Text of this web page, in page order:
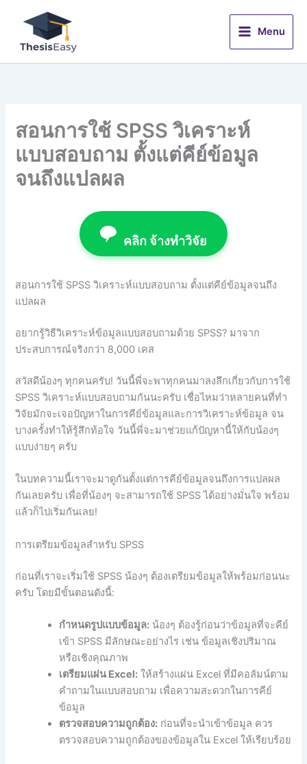
content
Menu
สอนการใช้ SPSS วิเคราะห์
แบบสอบถาม ตั้งแต่คีย์ข้อมูล
จนถึงแปลผล
คลิก จ้างทำวิจัย
สอนการใช้ SPSS วิเคราะห์แบบสอบถาม ตั้งแต่คีย์ข้อมูลจนถึง
แปลผล
อยากรู้วิธีวิเคราะห์ข้อมูลแบบสอบถามด้วย SPSS? มาจาก
ประสบการณ์จริงกว่า 8,000 เคส
สวัสดีน้องๆ ทุกคนครับ! วันนี้พี่จะพาทุกคนมาลงลึกเกี่ยวกับการใช้
SPSS วิเคราะห์แบบสอบถามกันนะครับ เชื่อไหมว่าหลายคนที่ทำ
วิจัยมักจะเจอปัญหาในการคีย์ข้อมูลและการวิเคราะห์ข้อมูล จน
บางครั้งทำให้รู้สึกท้อใจ วันนี้พี่จะมาช่วยแก้ปัญหานี้ให้กับน้องๆ
แบบง่ายๆ ครับ
ในบทความนี้เราจะมาดูกันตั้งแต่การคีย์ข้อมูลจนถึงการแปลผล
กันเลยครับ เพื่อที่น้องๆ จะสามารถใช้ SPSS ได้อย่างมั่นใจ พร้อม
แล้วก็ไปเริ่มกันเลย!
การเตรียมข้อมูลสำหรับ SPSS
ก่อนที่เราจะเริ่มใช้ SPSS น้องๆ ต้องเตรียมข้อมูลให้พร้อมก่อนนะ
ครับ โดยมีขั้นตอนดังนี้:
กำหนดรูปแบบข้อมูล: น้องๆ ต้องรู้ก่อนว่าข้อมูลที่จะคีย์
เข้า SPSS มีลักษณะอย่างไร เช่น ข้อมูลเชิงปริมาณ
หรือเชิงคุณภาพ
เตรียมแผ่น Excel: ให้สร้างแผ่น Excel ที่มีคอลัมน์ตาม
คำถามในแบบสอบถาม เพื่อความสะดวกในการคีย์
ข้อมูล
ตรวจสอบความถูกต้อง: ก่อนที่จะนำเข้าข้อมูล ควร
ตรวจสอบความถูกต้องของข้อมูลใน Excel ให้เรียบร้อย